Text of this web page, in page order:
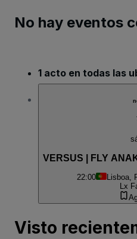
No hay eventos
1 acto en todas las
VERSUS | FLY
22:00 Lisboa,
Lx
Visto